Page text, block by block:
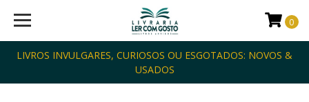
LIVROS INVULGARES, CURIOSOS OU ESGOTADOS: NOVOS &
USADOS
0